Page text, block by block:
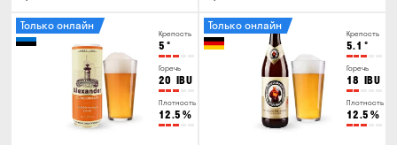
Крепость
5 °
Горечь
20 IBU
Плотность
12.5 %
Только онлайн
Крепость
5.1 °
Горечь
18 IBU
Плотность
12.5 %
Только онлайн